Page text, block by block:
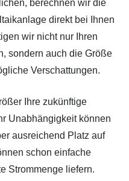
berechnen wir die
direkt bei Ihnen
wir nicht nur Ihren
sondern auch die Größe
Verschattungen.
Ihre zukünftige
Unabhängigkeit können
ausreichend Platz auf
schon einfache
Strommenge liefern.